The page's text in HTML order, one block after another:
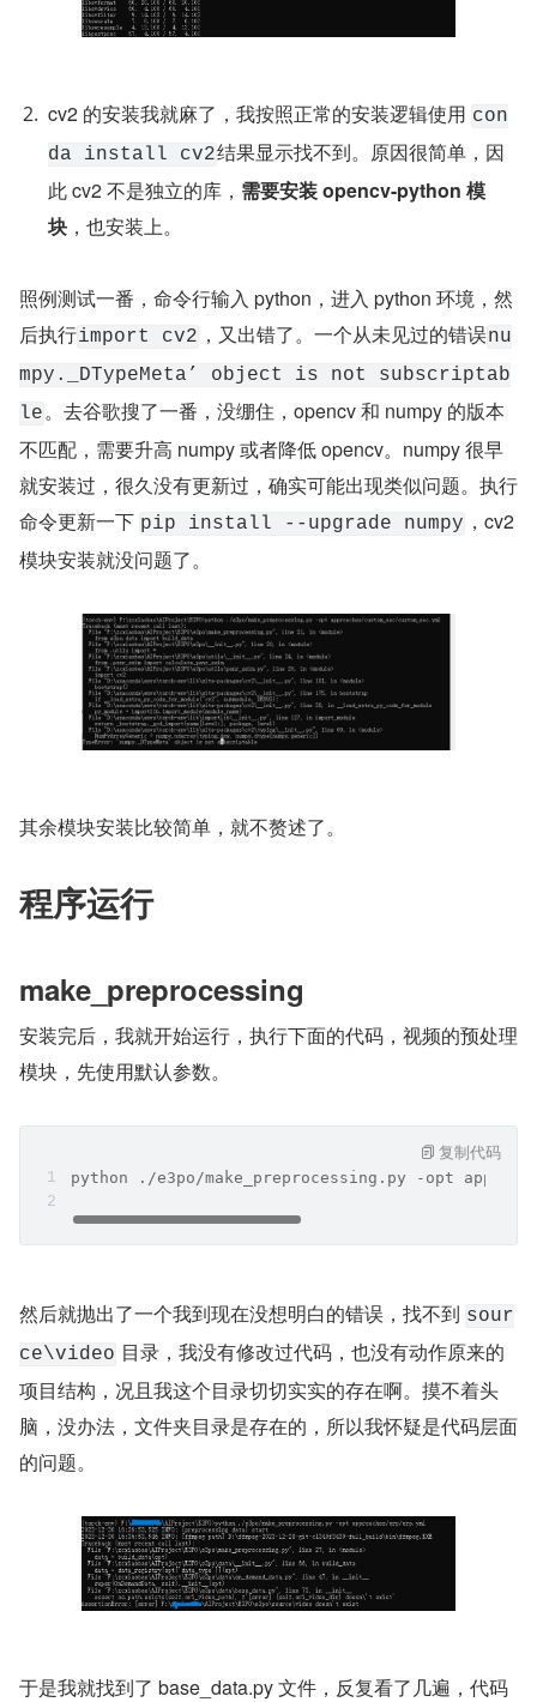
cv2 的安装我就麻了，我按照正常的安装逻辑使用 con
da install cv2结果显示找不到。原因很简单，因
此 cv2 不是独立的库， 需要安装 opencv-python 模
块 ，也安装上。
照例测试一番，命令行输入 python，进入 python 环境，然
后执行import cv2 ，又出错了。一个从未见过的错误nu
mpy._DTypeMeta’ object is not subscriptab
le。去谷歌搜了一番，没绷住，opencv 和 numpy 的版本
不匹配，需要升高 numpy 或者降低 opencv。numpy 很早
就安装过，很久没有更新过，确实可能出现类似问题。执行
命令更新一下 pip install --upgrade numpy ，cv2
模块安装就没问题了。
其余模块安装比较简单，就不赘述了。
程序运行
make_preprocessing
安装完后，我就开始运行，执行下面的代码，视频的预处理
模块，先使用默认参数。
python ./e3po/make_preprocessing.py -opt
复制代码
然后就抛出了一个我到现在没想明白的错误，找不到 sour
ce\video 目录，我没有修改过代码，也没有动作原来的
项目结构，况且我这个目录切切实实的存在啊。摸不着头
脑，没办法，文件夹目录是存在的，所以我怀疑是代码层面
的问题。
于是我就找到了 base_data.py 文件，反复看了几遍，代码